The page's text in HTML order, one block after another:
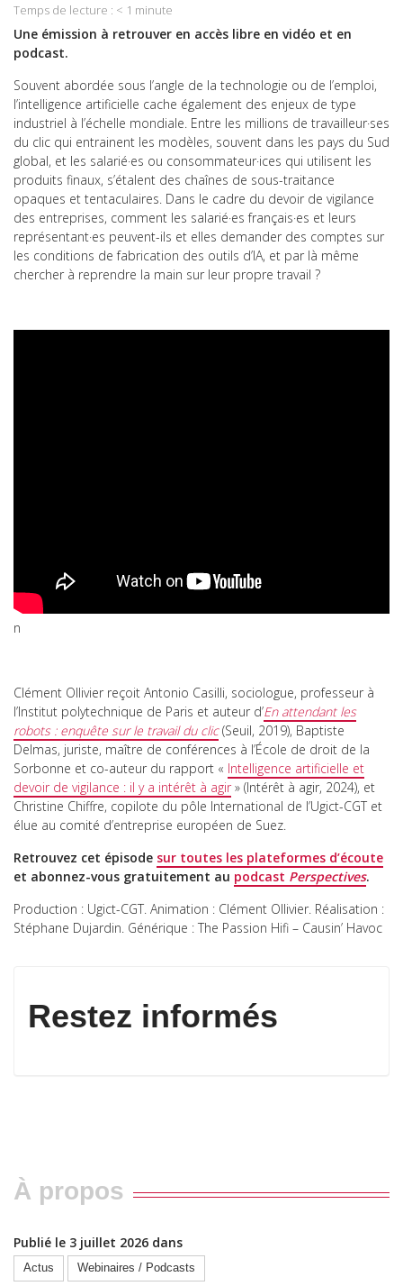
Email
Temps de lecture : < 1 minute
Une émission à retrouver en accès libre en vidéo et en
podcast.
Souvent abordée sous l’angle de la technologie ou de l’emploi,
l’intelligence artificielle cache également des enjeux de type
industriel à l’échelle mondiale. Entre les millions de travailleur·ses
du clic qui entrainent les modèles, souvent dans les pays du Sud
global, et les salarié·es ou consommateur·ices qui utilisent les
produits finaux, s’étalent des chaînes de sous-traitance
opaques et tentaculaires. Dans le cadre du devoir de vigilance
des entreprises, comment les salarié·es français·es et leurs
représentant·es peuvent-ils et elles demander des comptes sur
les conditions de fabrication des outils d’IA, et par là même
chercher à reprendre la main sur leur propre travail ?
n
Clément Ollivier reçoit Antonio Casilli, sociologue, professeur à
l’Institut polytechnique de Paris et auteur d’En attendant les
robots : enquête sur le travail du clic(Seuil, 2019), Baptiste
Delmas, juriste, maître de conférences à l’École de droit de la
Sorbonne et co-auteur du rapport « Intelligence artificielle et
devoir de vigilance : il y a intérêt à agir» (Intérêt à agir, 2024), et
Christine Chiffre, copilote du pôle International de l’Ugict-CGT et
élue au comité d’entreprise européen de Suez.
Retrouvez cet épisode sur toutes les plateformes d’écoute
et abonnez-vous gratuitement au podcast Perspectives.
Production : Ugict-CGT. Animation : Clément Ollivier. Réalisation :
Stéphane Dujardin. Générique : The Passion Hifi – Causin’ Havoc
Restez informés
À propos
Publié le 3 juillet 2026 dans
Actus Webinaires / Podcasts